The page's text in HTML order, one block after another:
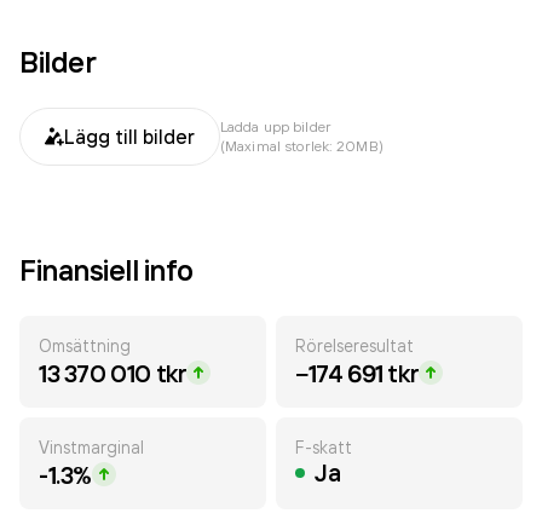
Bilder
Lägg till bilder
Ladda upp bilder
(Maximal storlek: 20MB)
Finansiell info
Omsättning
13 370 010 tkr
Rörelseresultat
−174 691 tkr
Vinstmarginal
-1.3%
F-skatt
Ja